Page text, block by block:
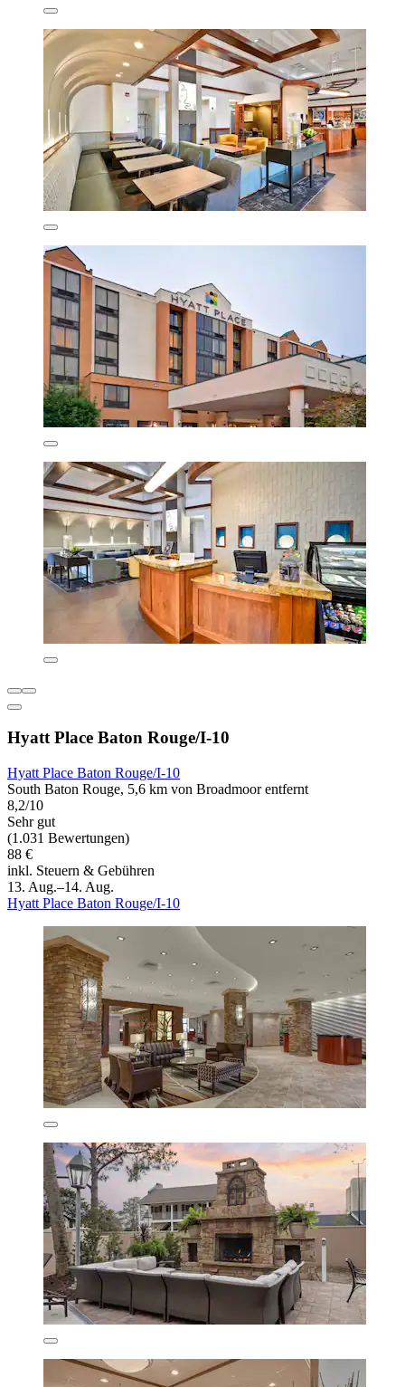
Hyatt Place Baton Rouge/I-10
Hyatt Place Baton Rouge/I-10
South Baton Rouge, 5,6 km von Broadmoor entfernt
8,2/10
Sehr gut
(1.031 Bewertungen)
88 €
inkl. Steuern & Gebühren
13. Aug.–14. Aug.
Hyatt Place Baton Rouge/I-10